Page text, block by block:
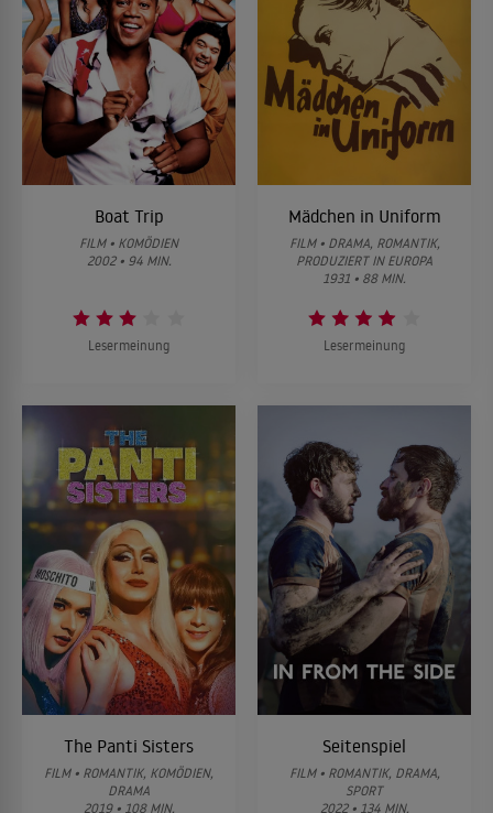
Boat Trip
FILM • KOMÖDIEN
2002 • 94 MIN.
Lesermeinung
Mädchen in Uniform
FILM • DRAMA, ROMANTIK,
PRODUZIERT IN EUROPA
1931 • 88 MIN.
Lesermeinung
The Panti Sisters
FILM • ROMANTIK, KOMÖDIEN,
DRAMA
2019 • 108 MIN.
Seitenspiel
FILM • ROMANTIK, DRAMA,
SPORT
2022 • 134 MIN.